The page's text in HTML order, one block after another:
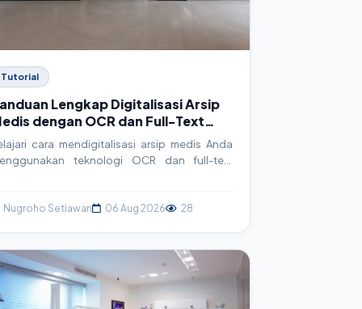
Tutorial
Lengkap Digitalisasi Arsip
dengan OCR dan Full-Text
untuk SIMRS
cara mendigitalisasi arsip medis Anda
teknologi OCR dan full-text
untuk meningkatkan efisiensi
Nugroho Setiawan 06 Aug 2026 28